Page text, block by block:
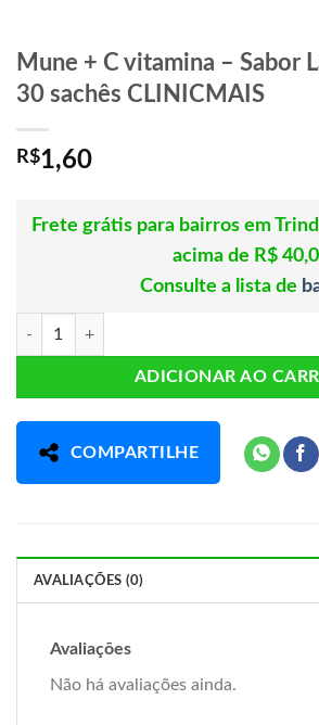
Mune + C vitamina – Sabor
30 sachês CLINICMAIS
R$1,60
Frete grátis para bairros em
acima de R$
Consulte a lista de
Mune + C vitamina - Sabor Laranja - 45g -
ADICIONAR AO
COMPARTILHE
AVALIAÇÕES (0)
Avaliações
Não há avaliações ainda.